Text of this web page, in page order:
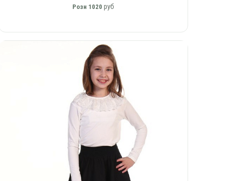
Розн 1020 руб